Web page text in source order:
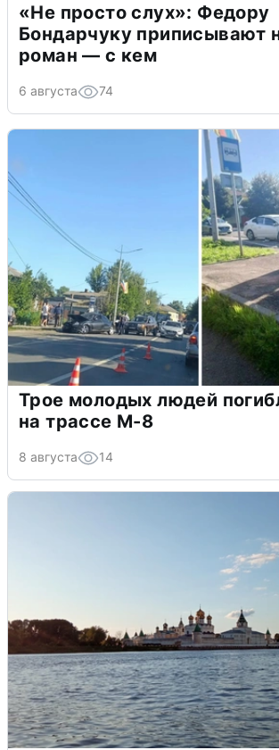
«Не просто слух»: Федору
Бондарчуку приписывают
роман — с кем
6 августа 74
Трое молодых людей
на трассе М-8
8 августа 14